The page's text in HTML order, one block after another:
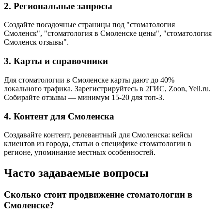
2. Региональные запросы
Создайте посадочные страницы под "стоматология
Смоленск", "стоматология в Смоленске цены", "стоматология
Смоленск отзывы".
3. Карты и справочники
Для стоматологии в Смоленске карты дают до 40%
локального трафика. Зарегистрируйтесь в 2ГИС, Zoon, Yell.ru.
Собирайте отзывы — минимум 15-20 для топ-3.
4. Контент для Смоленска
Создавайте контент, релевантный для Смоленска: кейсы
клиентов из города, статьи о специфике стоматологии в
регионе, упоминание местных особенностей.
Часто задаваемые вопросы
Сколько стоит продвижение стоматологии в
Смоленске?